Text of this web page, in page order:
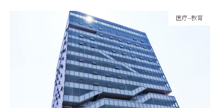
医疗-教育